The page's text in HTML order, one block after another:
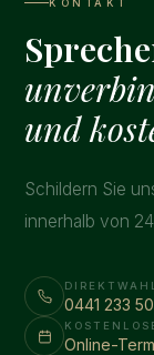
KONTAKT
und
Schildern Sie
innerhalb von
0441 233
Online-